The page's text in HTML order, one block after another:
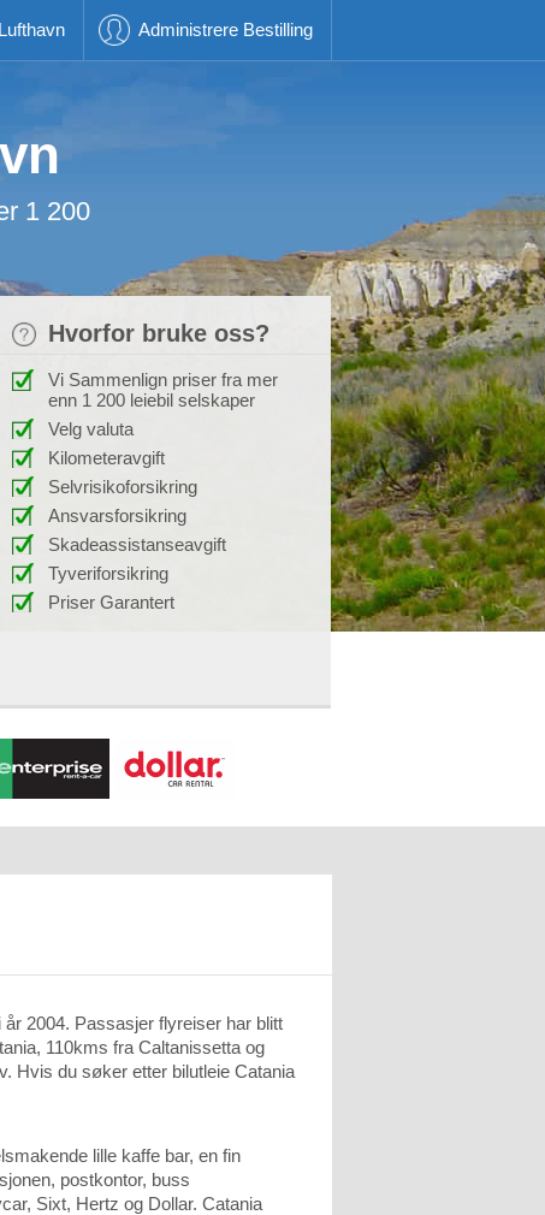
Lufthavn Administrere Bestilling
1 200
Hvorfor bruke oss?
Vi Sammenlign priser fra mer
enn 1 200 leiebil selskaper
Velg valuta
Kilometeravgift
Selvrisikoforsikring
Ansvarsforsikring
Skadeassistanseavgift
Tyveriforsikring
Priser Garantert
2004. Passasjer flyreiser har blitt
110kms fra Caltanissetta og
Hvis du søker etter bilutleie Catania
lille kaffe bar, en fin
postkontor, buss
Sixt, Hertz og Dollar. Catania